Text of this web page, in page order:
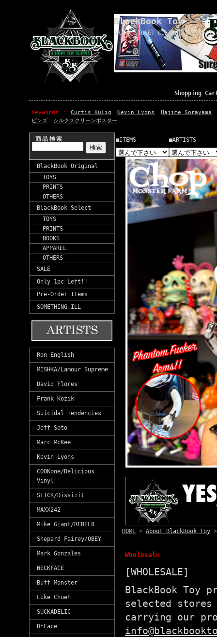
BlackBook Toy
ART x STREET CULTURE x
Shopping
Keywords Curtis Kulig Kevin Lyons
Hajime Sorayama
ピンズ
シルクスクリーンポスター
商品検索
BlackBook Original
TOYS
PRINTS
OTHERS
BlackBook Select
TOYS
PRINTS
BOOKS
APPAREL
OTHERS
SALE
Only 1pc Left!!
Pre-Order Items
SOMETHING.ILL
Ron English
MISHKA/Lamour Supreme
David Flores
Frank Kozik
Suicidal Tendencies
Jeff Soto
Marc McKee
Kevin Lyons
COOKone/Delicious
Vinyl
SLICK/Dissizit
MAXX242
Mike Giant/REBEL8
Shepard Fairey/OBEY
Mark Gonzales
NECKFACE
Buff Monster
Luke Chueh
SUCKADELIC
D*Face
■ITEMS ■ARTISTS
HOME > About BlackBook Toy
Wholesale
[WHOLESALE]
BlackBook Toy
selected
carrying our